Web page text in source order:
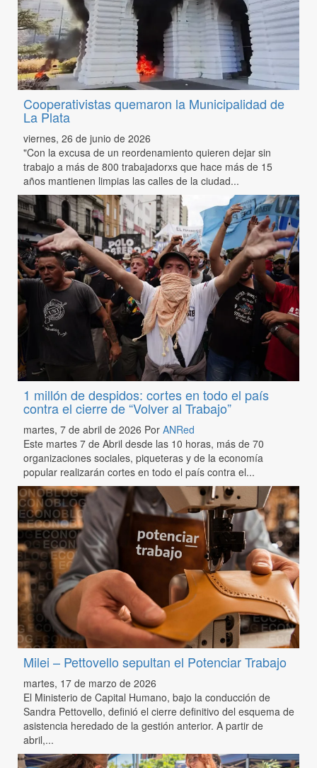
Cooperativistas quemaron la Municipalidad de
La Plata
viernes, 26 de junio de 2026
"Con la excusa de un reordenamiento quieren dejar sin
trabajo a más de 800 trabajadorxs que hace más de 15
años mantienen limpias las calles de la ciudad...
1 millón de despidos: cortes en todo el país
contra el cierre de “Volver al Trabajo”
martes, 7 de abril de 2026 Por ANRed
Este martes 7 de Abril desde las 10 horas, más de 70
organizaciones sociales, piqueteras y de la economía
popular realizarán cortes en todo el país contra el...
Milei – Pettovello sepultan el Potenciar Trabajo
martes, 17 de marzo de 2026
El Ministerio de Capital Humano, bajo la conducción de
Sandra Pettovello, definió el cierre definitivo del esquema de
asistencia heredado de la gestión anterior. A partir de
abril,...